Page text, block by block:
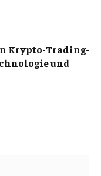
Krypto-Trading-
und